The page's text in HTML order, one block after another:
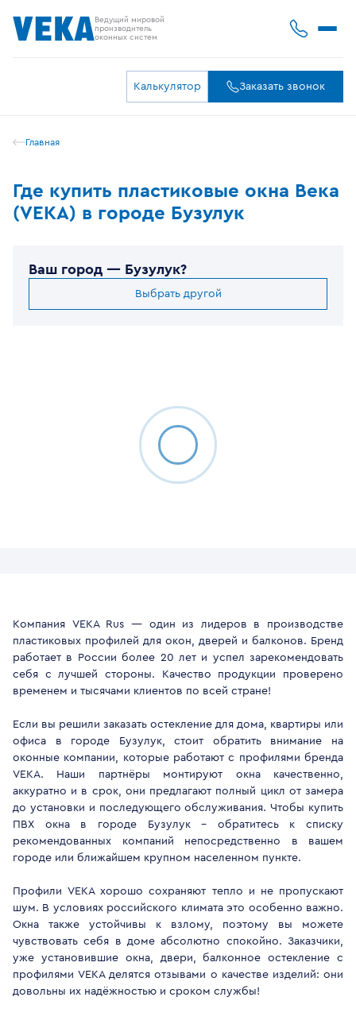
Ведущий мировой
производитель
оконных систем
Калькулятор Заказать звонок
Главная
Где купить пластиковые окна Века
(VEKA) в городе Бузулук
Ваш город — Бузулук?
Выбрать другой
Компания VEKA Rus — один из лидеров в производстве
пластиковых профилей для окон, дверей и балконов. Бренд
работает в России более 20 лет и успел зарекомендовать
себя с лучшей стороны. Качество продукции проверено
временем и тысячами клиентов по всей стране!
Если вы решили заказать остекление для дома, квартиры или
офиса в городе Бузулук, стоит обратить внимание на
оконные компании, которые работают с профилями бренда
VEKA. Наши партнёры монтируют окна качественно,
аккуратно и в срок, они предлагают полный цикл от замера
до установки и последующего обслуживания. Чтобы купить
ПВХ окна в городе Бузулук - обратитесь к списку
рекомендованных компаний непосредственно в вашем
городе или ближайшем крупном населенном пункте.
Профили VEKA хорошо сохраняют тепло и не пропускают
шум. В условиях российского климата это особенно важно.
Окна также устойчивы к взлому, поэтому вы можете
чувствовать себя в доме абсолютно спокойно. Заказчики,
уже установившие окна, двери, балконное остекление с
профилями VEKA делятся отзывами о качестве изделий: они
довольны их надёжностью и сроком службы!